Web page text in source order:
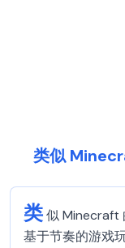
类似
类似 Minecraft
基于节奏的游戏